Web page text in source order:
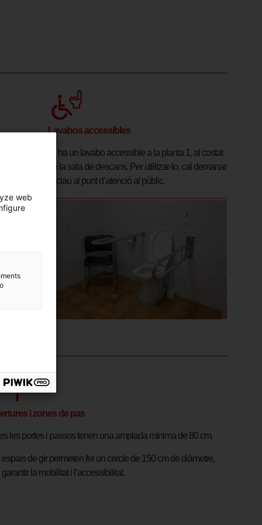
Lavabos accessibles
Hi ha un lavabo accessible a la planta 1, al costat
de la sala de descans. Per utilitzar-lo, cal demanar
la clau al punt d’atenció al públic.
i zones de pas
les portes i passos tenen una amplada mínima de 80 cm.
espais de gir permeten fer un cercle de 150 cm de diàmetre,
garantir la mobilitat i l’accessibilitat.
web